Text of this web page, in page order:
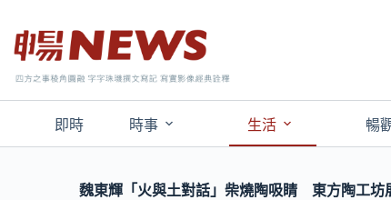
即時 時事 生活 暢
魏東輝「火與土對話」柴燒陶吸睛 東方陶工坊